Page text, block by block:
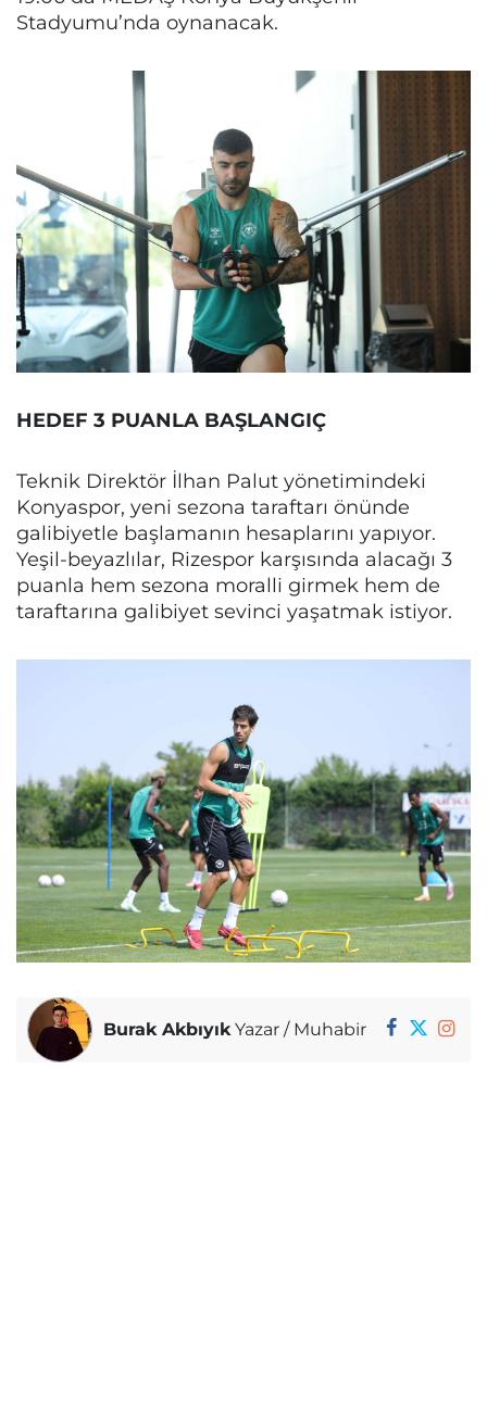
Stadyumu’nda oynanacak.
HEDEF 3 PUANLA BAŞLANGIÇ
Teknik Direktör İlhan Palut yönetimindeki
Konyaspor, yeni sezona taraftarı önünde
galibiyetle başlamanın hesaplarını yapıyor.
Yeşil-beyazlılar, Rizespor karşısında alacağı 3
puanla hem sezona moralli girmek hem de
taraftarına galibiyet sevinci yaşatmak istiyor.
Burak Akbıyık Yazar / Muhabir